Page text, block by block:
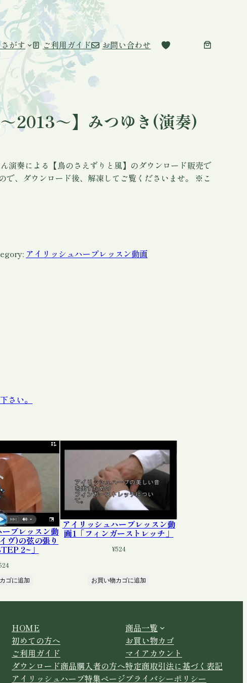
がす ご利用ガイド お問い合わせ
2013～】みつゆき(演奏)
演奏による【鳥のさえずりと風】のダウンロード販売で
、ダウンロード後、解凍してご覧くださいませ。 ※こ
アイリッシュハープレッスン動画
さい。
プレッスン動
ヴ)の弦の張り
2~」
ゴに追加
アイリッシュハープレッスン動
画1「フィンガーストレッチ」
¥524
お買い物カゴに追加
HOME
初めての方へ
ご利用ガイド
ダウンロード商品購入者の方へ
アイリッシュハープ特集ページ
商品一覧
お買い物カゴ
マイアカウント
特定商取引法に基づく表記
プライバシーポリシー